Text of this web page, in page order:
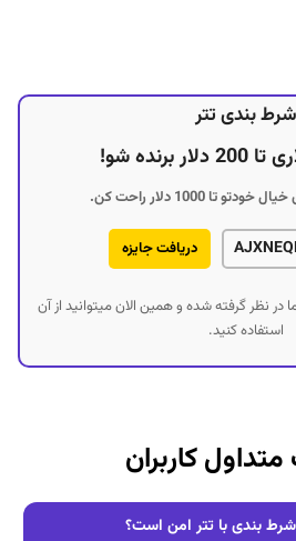
شرط بندی تتر
تا 1000 دلار راحت کن.
دریافت جایزه
در نظر گرفته شده و همین الان میتوانید از آن
استفاده کنید.
کاربران
شرط بندی با تتر امن است؟